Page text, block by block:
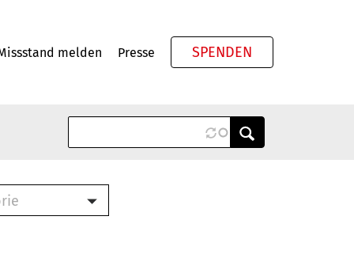
melden Presse SPENDEN
(RTF)
(PDF)